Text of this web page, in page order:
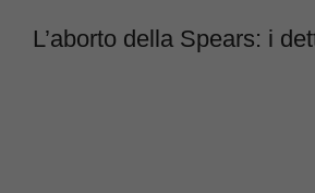
L’aborto della Spears: i